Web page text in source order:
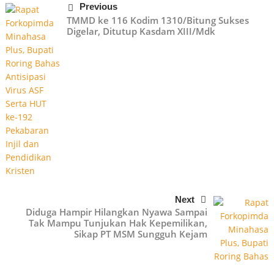
Previous
TMMD ke 116 Kodim 1310/Bitung Sukses
Digelar, Ditutup Kasdam XIII/Mdk
Next
Diduga Hampir Hilangkan Nyawa Sampai
Tak Mampu Tunjukan Hak Kepemilikan,
Sikap PT MSM Sungguh Kejam